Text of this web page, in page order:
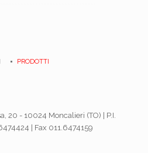
PRODOTTI
20 - 10024 Moncalieri (TO) | P.I.
| Fax 011.6474159